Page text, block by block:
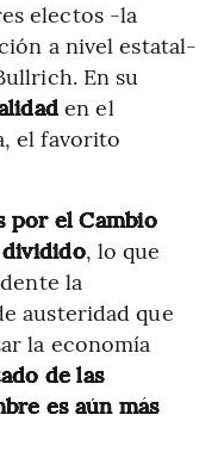
electos -la
a nivel estatal-
En su
en el
el favorito
por el Cambio
, lo que
la
austeridad que
la economía
de las
es aún más